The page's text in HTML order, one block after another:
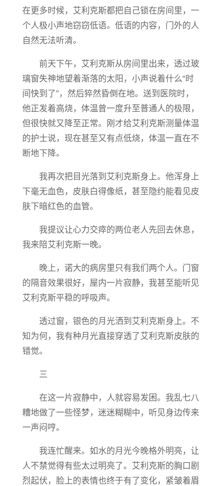
在更多时候，艾利克斯都把自己锁在房间里，一
个人极小声地窃窃低语。低语的内容，门外的人
自然无法听清。
前天下午，艾利克斯从房间里出来，透过玻
璃窗失神地望着渐落的太阳，小声说着什么“时
间快到了”，然后猝然昏倒在地。送到医院时，
他正发着高烧，体温曾一度升至普通人的极限，
但很快就又降至正常。刚才给艾利克斯测量体温
的护士说，现在甚至又有点低烧，体温一直在不
断地下降。
我再次把目光落到艾利克斯身上。他浑身上
下毫无血色，皮肤白得像纸，甚至隐约能看见皮
肤下暗红色的血管。
我提议让心力交瘁的两位老人先回去休息，
我来陪艾利克斯一晚。
晚上，诺大的病房里只有我们两个人。门窗
的隔音效果很好，屋内一片寂静，我甚至能听见
艾利克斯平稳的呼吸声。
透过窗，银色的月光洒到艾利克斯身上。不
知为何，我有种月光直接穿透了艾利克斯皮肤的
错觉。
三
在这一片寂静中，人就容易发困。我乱七八
糟地做了一些怪梦，迷迷糊糊中，听见身边传来
一声闷哼。
我连忙醒来。如水的月光今晚格外明亮，让
人不禁觉得有些太过明亮了。艾利克斯的胸口剧
烈起伏，脸上的表情也终于有了变化，紧皱着眉